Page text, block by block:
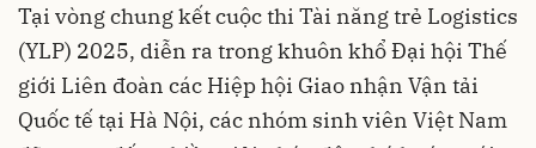
Tại vòng chung kết cuộc thi Tài năng trẻ Logistics
(YLP) 2025, diễn ra trong khuôn khổĐại hội Thế
giới Liên đoàn các Hiệp hội Giao nhận Vận tải
Quốc tế tại Hà Nội, các nhóm sinh viên Việt Nam